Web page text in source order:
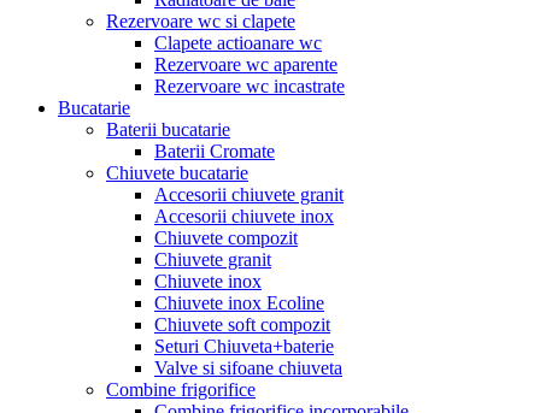
Rezervoare wc si clapete
Clapete actioanare wc
Rezervoare wc aparente
Rezervoare wc incastrate
Bucatarie
Baterii bucatarie
Baterii Cromate
Chiuvete bucatarie
Accesorii chiuvete granit
Accesorii chiuvete inox
Chiuvete compozit
Chiuvete granit
Chiuvete inox
Chiuvete inox Ecoline
Chiuvete soft compozit
Seturi Chiuveta+baterie
Valve si sifoane chiuveta
Combine frigorifice